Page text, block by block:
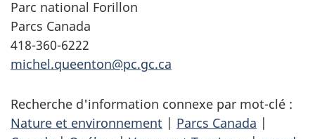
Parc national Forillon
Parcs Canada
418-360-6222
michel.queenton@pc.gc.ca
Recherche d'information connexe par mot-clé :
Nature et environnement | Parcs Canada |